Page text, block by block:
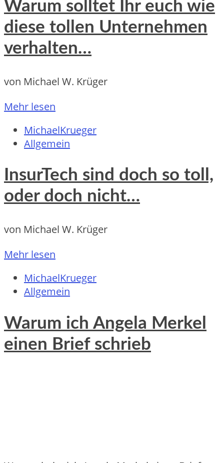
Warum solltet Ihr euch wie
diese tollen Unternehmen
verhalten…
von Michael W. Krüger
Mehr lesen
MichaelKrueger
Allgemein
InsurTech sind doch so toll,
oder doch nicht…
von Michael W. Krüger
Mehr lesen
MichaelKrueger
Allgemein
Warum ich Angela Merkel
einen Brief schrieb